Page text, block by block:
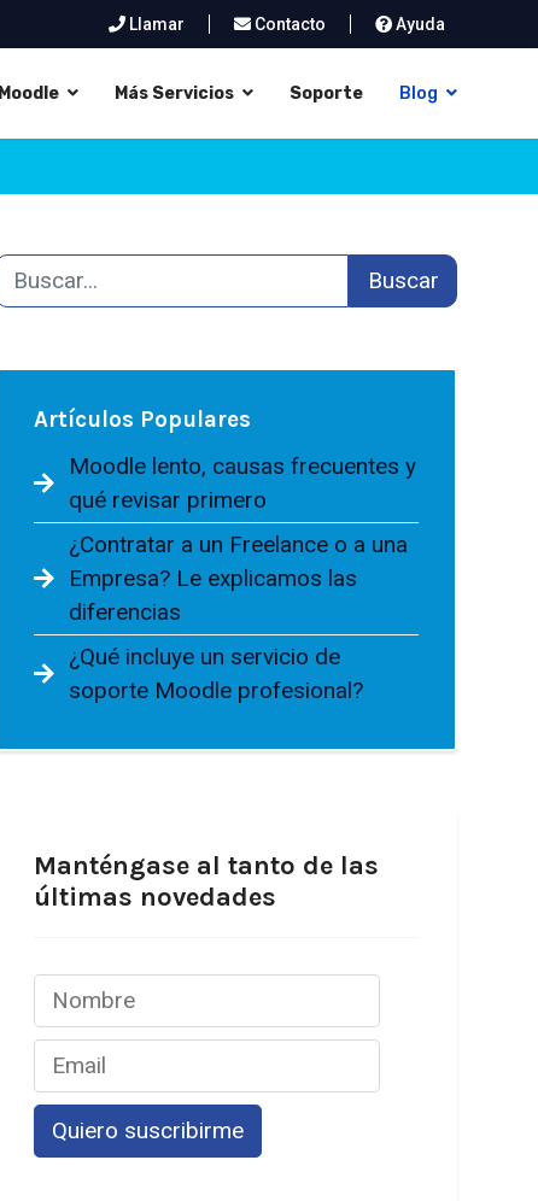
Llamar Contacto Ayuda
Moodle Más Servicios Soporte Blog
Buscar
Artículos Populares
Moodle lento, causas frecuentes y
qué revisar primero
¿Contratar a un Freelance o a una
Empresa? Le explicamos las
diferencias
¿Qué incluye un servicio de
soporte Moodle profesional?
Manténgase al tanto de las
últimas novedades